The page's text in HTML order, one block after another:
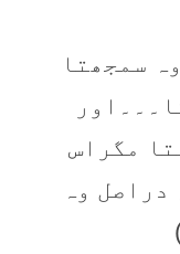
سمجھتا
مگراس
وہ